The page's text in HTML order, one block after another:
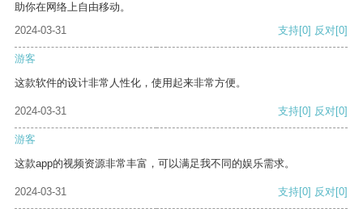
助你在网络上自由移动。
2024-03-31
支持[0] 反对[0]
游客
这款软件的设计非常人性化，使用起来非常方便。
2024-03-31 支持[0] 反对[0]
游客
这款app的视频资源非常丰富，可以满足我不同的娱乐需求。
2024-03-31 支持[0] 反对[0]